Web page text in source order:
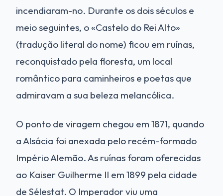
incendiaram-no. Durante os dois séculos e
meio seguintes, o «Castelo do Rei Alto»
(tradução literal do nome) ficou em ruínas,
reconquistado pela floresta, um local
romântico para caminheiros e poetas que
admiravam a sua beleza melancólica.
O ponto de viragem chegou em 1871, quando
a Alsácia foi anexada pelo recém-formado
Império Alemão. As ruínas foram oferecidas
ao Kaiser Guilherme II em 1899 pela cidade
de Sélestat. O Imperador viu uma